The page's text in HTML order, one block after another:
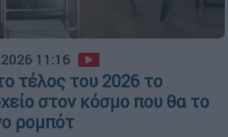
11:16
τέλος του 2026 το
στον κόσμο που θα το
ρομπότ